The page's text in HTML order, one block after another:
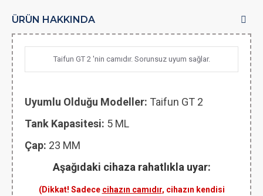
ÜRÜN HAKKINDA
Taifun GT 2 'nin camıdır. Sorunsuz uyum sağlar.
Uyumlu Olduğu Modeller: Taifun GT 2
Tank Kapasitesi: 5 ML
Çap: 23 MM
Aşağıdaki cihaza rahatlıkla uyar:
(Dikkat! Sadece cihazın camıdır, cihazın kendisi